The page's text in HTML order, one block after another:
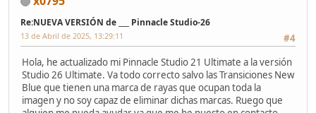
Re:NUEVA VERSIÓN de ___ Pinnacle Studio-26
#4
13 de Abril de 2025, 13:29:11
Hola, he actualizado mi Pinnacle Studio 21 Ultimate a la versión
Studio 26 Ultimate. Va todo correcto salvo las Transiciones New
Blue que tienen una marca de rayas que ocupan toda la
imagen y no soy capaz de eliminar dichas marcas. Ruego que